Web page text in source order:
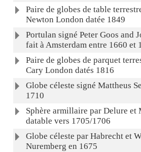
Paire de globes de table
Newton London datée 1849
Portulan signé Peter Goos and
fait à Amsterdam entre 1660 et
Paire de globes de parquet
Cary London datés 1816
Globe céleste signé Mattheus
1710
Sphère armillaire par Delure et
datable vers 1705/1706
Globe céleste par Habrecht et
Nuremberg en 1675